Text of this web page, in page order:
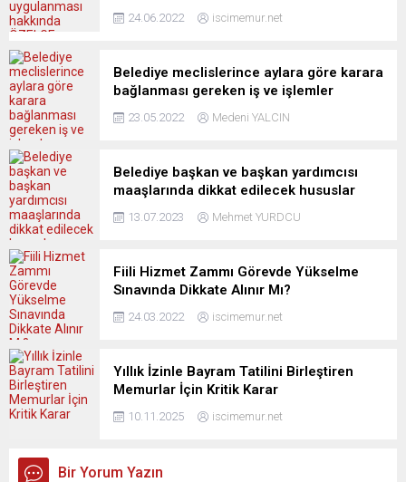
24.06.2022 iscimemur.net
Belediye meclislerince aylara göre karara
bağlanması gereken iş ve işlemler
23.05.2022 Medeni YALCIN
Belediye başkan ve başkan yardımcısı
maaşlarında dikkat edilecek hususlar
13.07.2023 Mehmet YURDCU
Fiili Hizmet Zammı Görevde Yükselme
Sınavında Dikkate Alınır Mı?
24.03.2022 iscimemur.net
Yıllık İzinle Bayram Tatilini Birleştiren
Memurlar İçin Kritik Karar
10.11.2025 iscimemur.net
Bir Yorum Yazın